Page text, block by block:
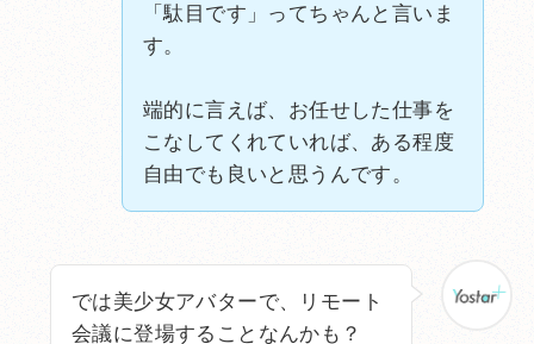
「駄目です」ってちゃんと言いま
す。
端的に言えば、お任せした仕事を
こなしてくれていれば、ある程度
自由でも良いと思うんです。
では美少女アバターで、リモート
会議に登場することなんかも？